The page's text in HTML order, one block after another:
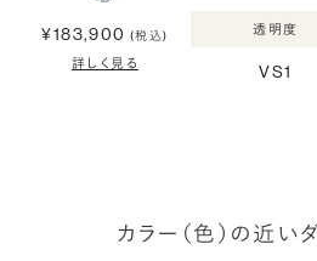
¥183,900 (税込)
詳しく見る
透明度
VS1
カラー（色）の近い